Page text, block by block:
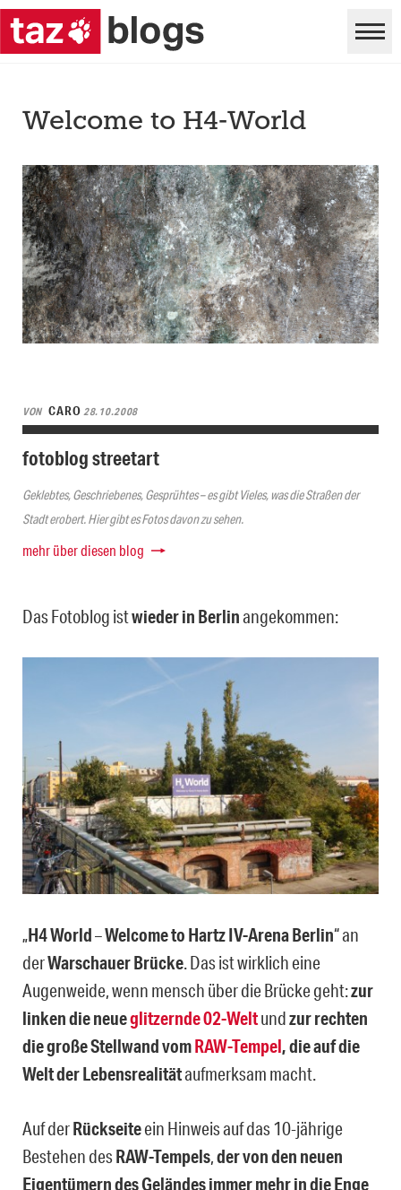
Welcome to H4-World
VON CARO28.10.2008
fotoblog streetart
Geklebtes, Geschriebenes, Gesprühtes – es gibt Vieles, was die Straßen der
Stadt erobert. Hier gibt es Fotos davon zu sehen.
mehr über diesen blog
Das Fotoblog istwieder in Berlinangekommen:
„H4 World–Welcome to Hartz IV-Arena Berlin“ an
derWarschauer Brücke . Das ist wirklich eine
Augenweide, wenn mensch über die Brücke geht:zur
linken die neueglitzernde 02-Weltundzur rechten
die große Stellwand vomRAW-Tempel, die auf die
Welt der Lebensrealitätaufmerksam macht.
Auf derRückseiteein Hinweis auf das 10-jährige
Bestehen desRAW-Tempels der von den neuen
Eigentümern des Geländes immer mehr in die Enge